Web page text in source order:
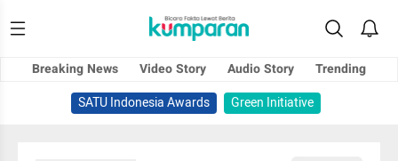
Breaking News Video Story Audio Story
Trending
SATU Indonesia Awards
Green Initiative